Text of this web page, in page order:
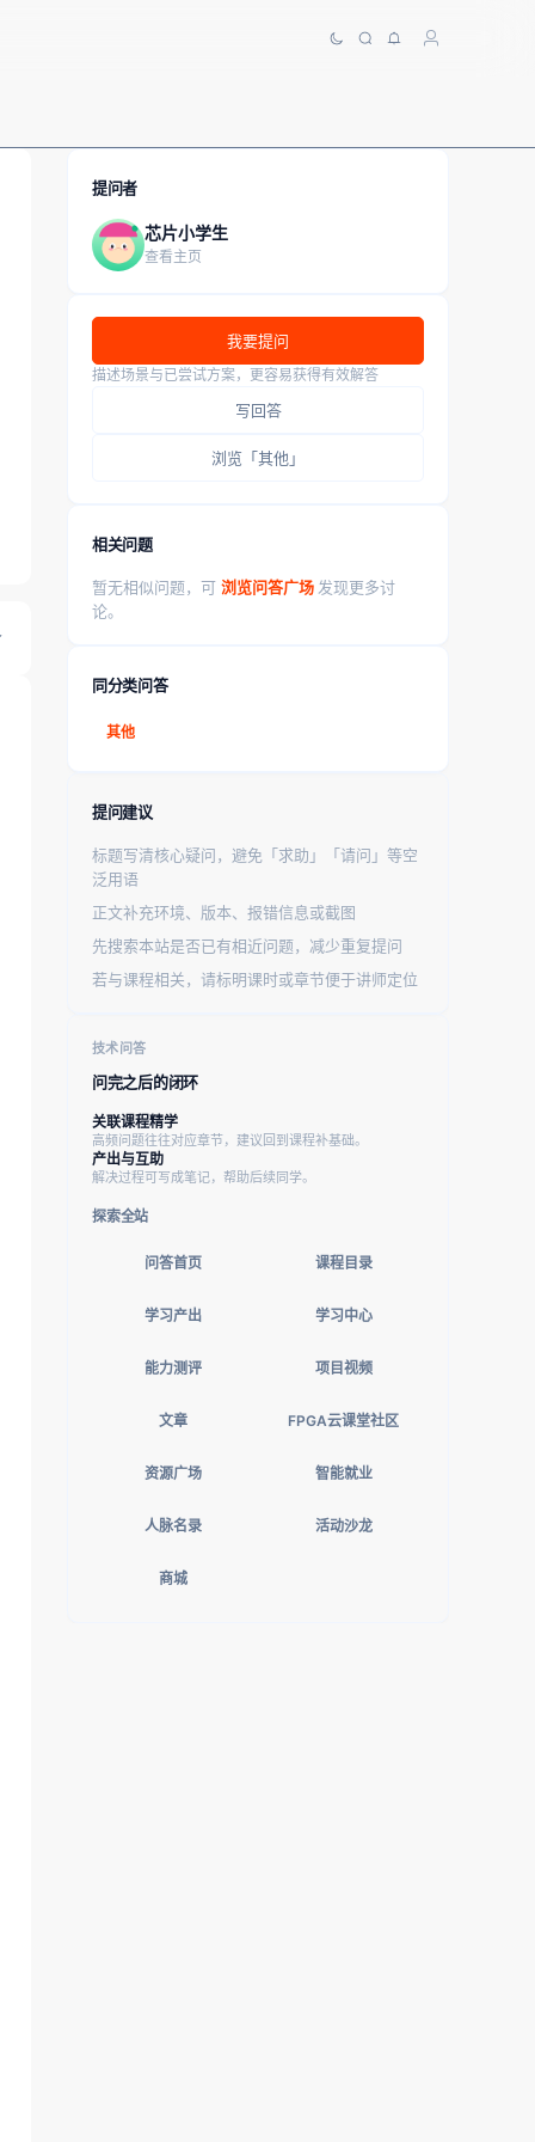
提问者
芯片小学生
查看主页
我要提问
描述场景与已尝试方案，更容易获得有效解答
写回答
浏览「其他」
相关问题
暂无相似问题，可 浏览问答广场 发现更多讨
论。
同分类问答
其他
提问建议
标题写清核心疑问，避免「求助」「请问」等空
泛用语
正文补充环境、版本、报错信息或截图
先搜索本站是否已有相近问题，减少重复提问
若与课程相关，请标明课时或章节便于讲师定位
技术问答
问完之后的闭环
关联课程精学
高频问题往往对应章节，建议回到课程补基础。
产出与互助
解决过程可写成笔记，帮助后续同学。
探索全站
问答首页 课程目录
学习产出 学习中心
能力测评 项目视频
文章 FPGA云课堂社区
资源广场 智能就业
人脉名录 活动沙龙
商城